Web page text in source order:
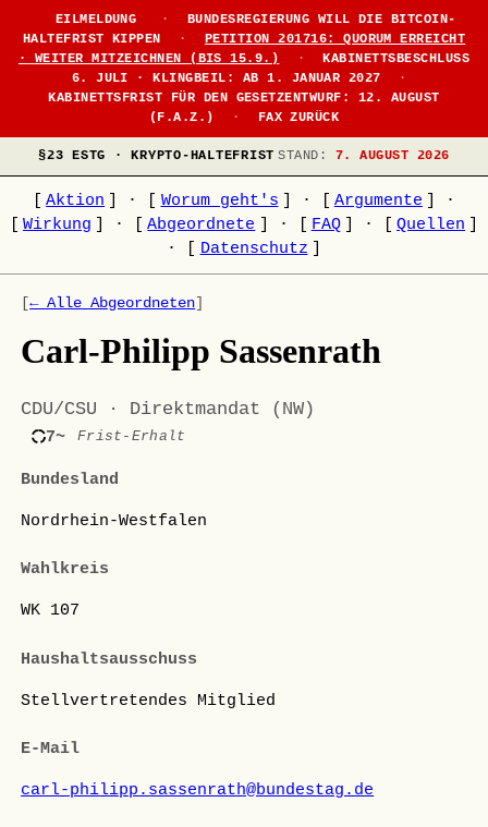
EILMELDUNG ·
BUNDESREGIERUNG WILL DIE BITCOIN-
HALTEFRIST KIPPEN
·
PETITION 201716: QUORUM ERREICHT
· WEITER MITZEICHNEN (BIS 15.9.)
·
KABINETTSBESCHLUSS
6. JULI · KLINGBEIL: AB 1. JANUAR 2027
·
KABINETTSFRIST FÜR DEN GESETZENTWURF: 12. AUGUST
(F.A.Z.)
· FAX ZURÜCK
§23 ESTG · KRYPTO-HALTEFRIST STAND: 7. AUGUST 2026
Aktion · Worum geht's · Argumente
·
Wirkung · Abgeordnete · FAQ · Quellen
·
Datenschutz
[← Alle Abgeordneten]
Carl-Philipp Sassenrath
CDU/CSU · Direktmandat (NW)
7~ Frist-Erhalt
Bundesland
Nordrhein-Westfalen
Wahlkreis
WK 107
Haushaltsausschuss
Stellvertretendes Mitglied
E-Mail
carl-philipp.sassenrath@bundestag.de